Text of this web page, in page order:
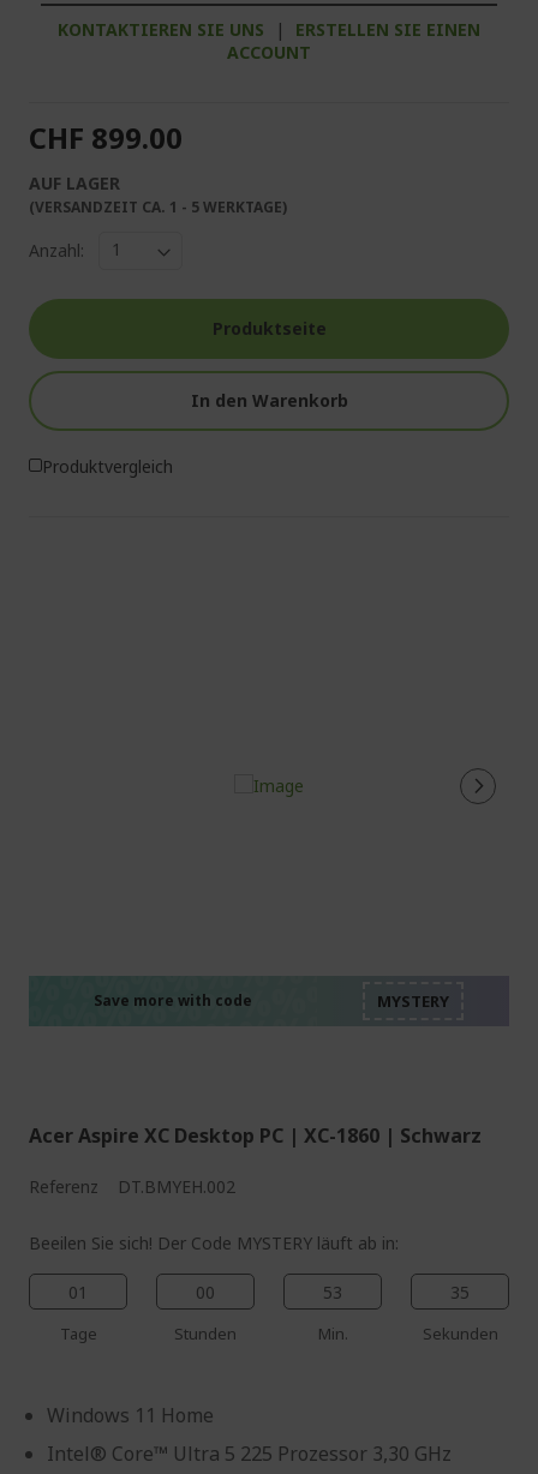
KONTAKTIEREN SIE UNS |
ERSTELLEN SIE EINEN
ACCOUNT
CHF 899.00
AUF LAGER
(VERSANDZEIT CA. 1 - 5 WERKTAGE)
Anzahl:
Produktseite
In den Warenkorb
Produktvergleich
Save more with code
Acer Aspire XC Desktop PC | XC-1860 | Schwarz
Referenz DT.BMYEH.002
Beeilen Sie sich! Der Code MYSTERY läuft ab in:
01
Tage
00
Stunden
53
Min.
34
Sekunden
Windows 11 Home
Intel® Core™ Ultra 5 225 Prozessor 3,30 GHz